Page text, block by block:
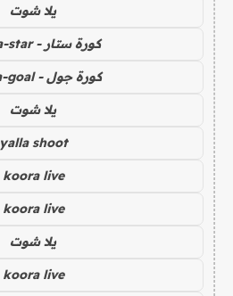
يلا شوت
كورة ستار - koora-star
كورة جول - koora-goal
يلا شوت
yalla shoot
koora live
koora live
يلا شوت
koora live